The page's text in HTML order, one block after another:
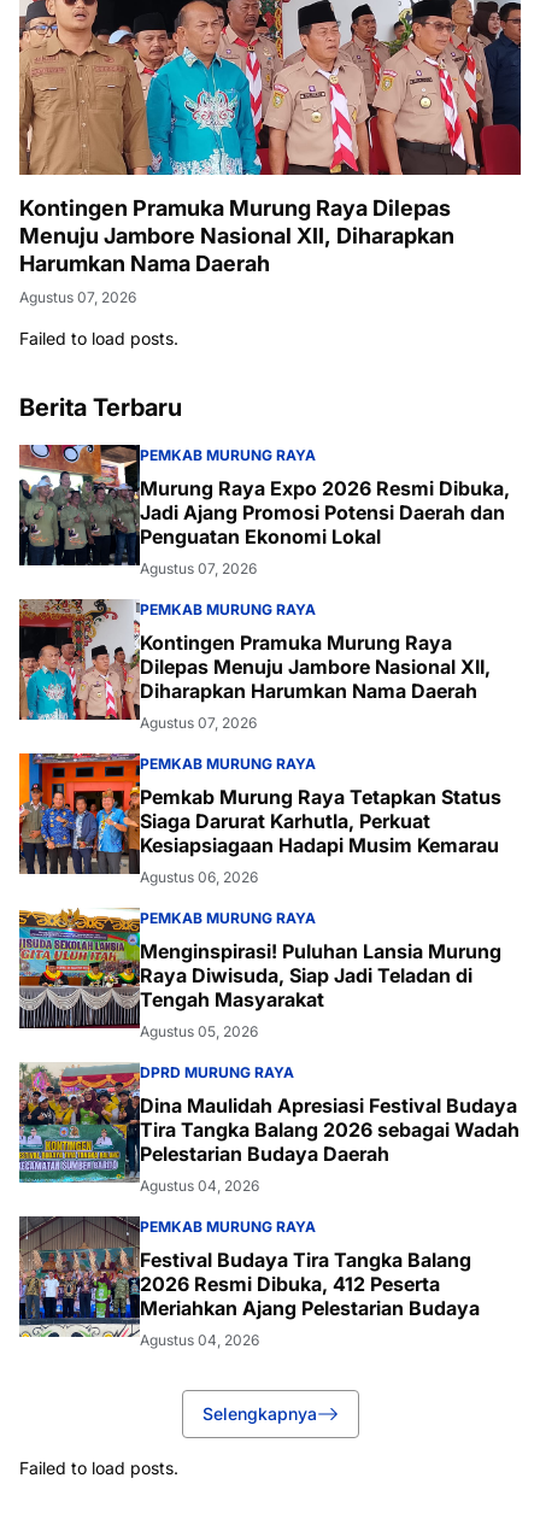
Kontingen Pramuka Murung Raya Dilepas
Menuju Jambore Nasional XII, Diharapkan
Harumkan Nama Daerah
Agustus 07, 2026
Failed to load posts.
Berita Terbaru
PEMKAB MURUNG RAYA
Murung Raya Expo 2026 Resmi Dibuka,
Jadi Ajang Promosi Potensi Daerah dan
Penguatan Ekonomi Lokal
Agustus 07, 2026
PEMKAB MURUNG RAYA
Kontingen Pramuka Murung Raya
Dilepas Menuju Jambore Nasional XII,
Diharapkan Harumkan Nama Daerah
Agustus 07, 2026
PEMKAB MURUNG RAYA
Pemkab Murung Raya Tetapkan Status
Siaga Darurat Karhutla, Perkuat
Kesiapsiagaan Hadapi Musim Kemarau
Agustus 06, 2026
PEMKAB MURUNG RAYA
Menginspirasi! Puluhan Lansia Murung
Raya Diwisuda, Siap Jadi Teladan di
Tengah Masyarakat
Agustus 05, 2026
DPRD MURUNG RAYA
Dina Maulidah Apresiasi Festival Budaya
Tira Tangka Balang 2026 sebagai Wadah
Pelestarian Budaya Daerah
Agustus 04, 2026
PEMKAB MURUNG RAYA
Festival Budaya Tira Tangka Balang
2026 Resmi Dibuka, 412 Peserta
Meriahkan Ajang Pelestarian Budaya
Agustus 04, 2026
Selengkapnya
Failed to load posts.